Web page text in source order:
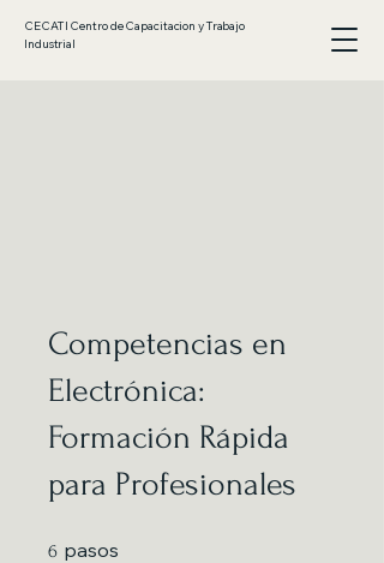
CECATI Centro de Capacitacion y Trabajo
Industrial
Competencias en
Electrónica:
Formación Rápida
para Profesionales
6 pasos